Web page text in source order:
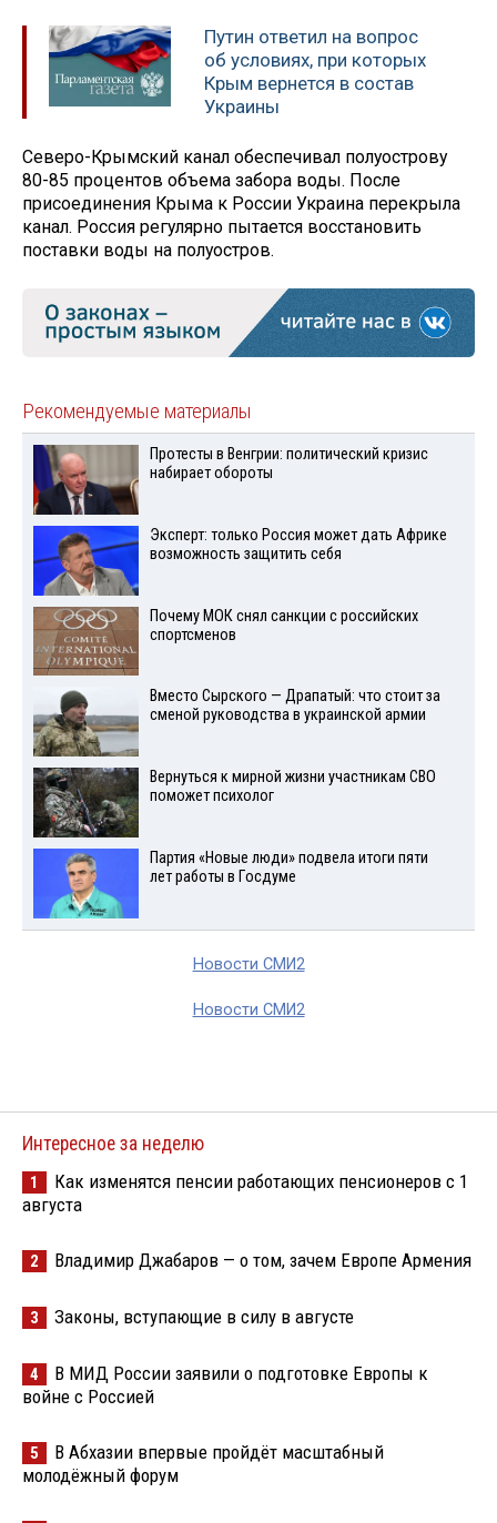
Путин ответил на вопрос
об условиях, при которых
Крым вернется в состав
Украины
Северо-Крымский канал обеспечивал полуострову
80-85 процентов объема забора воды. После
присоединения Крыма к России Украина перекрыла
канал. Россия регулярно пытается восстановить
поставки воды на полуостров.
Рекомендуемые материалы
Протесты в Венгрии: политический кризис
набирает обороты
Эксперт: только Россия может дать Африке
возможность защитить себя
Почему МОК снял санкции с российских
спортсменов
Вместо Сырского — Драпатый: что стоит за
сменой руководства в украинской армии
Вернуться к мирной жизни участникам СВО
поможет психолог
Партия «Новые люди» подвела итоги пяти
лет работы в Госдуме
Новости СМИ2
Новости СМИ2
Интересное за неделю
1
Как изменятся пенсии работающих пенсионеров с 1
августа
2 Владимир Джабаров — о том, зачем Европе Армения
3 Законы, вступающие в силу в августе
4
В МИД России заявили о подготовке Европы к
войне с Россией
5
В Абхазии впервые пройдёт масштабный
молодёжный форум